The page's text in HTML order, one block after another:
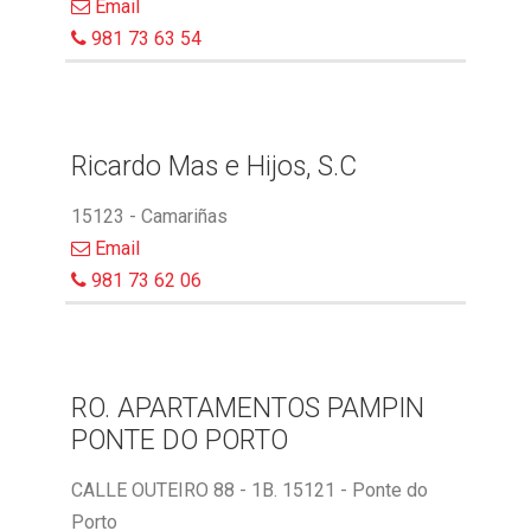
Email
981 73 63 54
Ricardo Mas e Hijos, S.C
15123 - Camariñas
Email
981 73 62 06
RO. APARTAMENTOS PAMPIN
PONTE DO PORTO
CALLE OUTEIRO 88 - 1B. 15121 - Ponte do
Porto